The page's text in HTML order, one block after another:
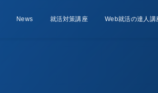
News
お知らせ 就活対策講座
Lesson Web就活の達人講
Course